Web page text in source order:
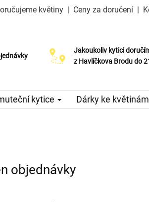
květiny | Ceny za doručení |
doručení
Jakoukoliv kytici
z Havlíčkova Brodu do
Možnost vyzvednout v
kytice Dárky ke květinám
objednávky